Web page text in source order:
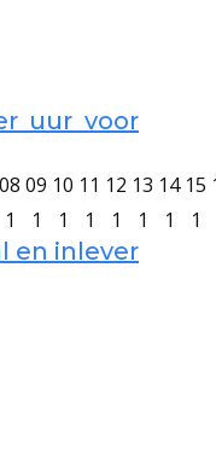
uur voor
08 09 10 11 12 13 14 15
1 1 1 1 1 1 1 1
en inlever